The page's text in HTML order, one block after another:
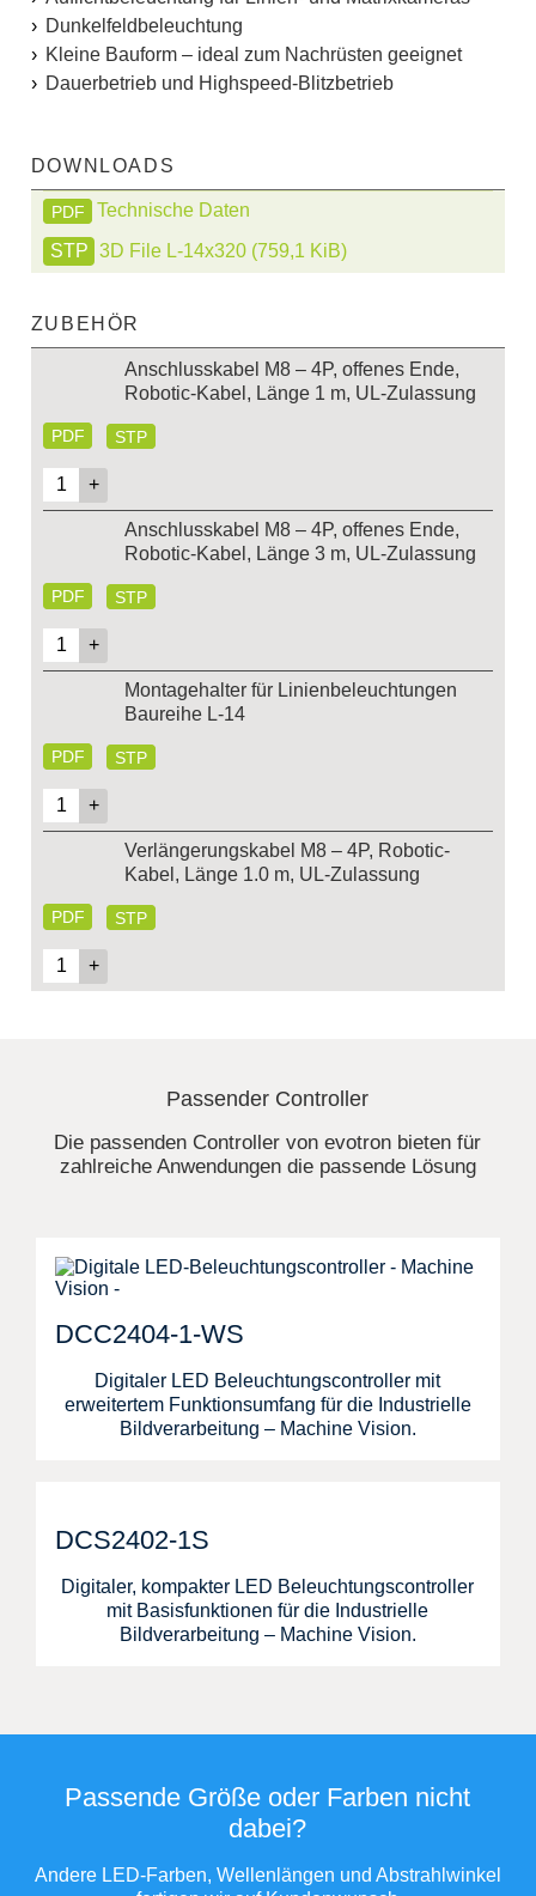
Dunkelfeldbeleuchtung
Kleine Bauform – ideal zum Nachrüsten geeignet
Dauerbetrieb und Highspeed-Blitzbetrieb
DOWNLOADS
PDF
Technische Daten
3D File L-14x320 (759,1 KiB)
ZUBEHÖR
Anschlusskabel M8 – 4P, offenes Ende,
Robotic-Kabel, Länge 1 m, UL-Zulassung
PDF STP
Anschlusskabel M8 – 4P, offenes Ende,
Robotic-Kabel, Länge 3 m, UL-Zulassung
PDF STP
Montagehalter für Linienbeleuchtungen
Baureihe L-14
PDF STP
Verlängerungskabel M8 – 4P, Robotic-
Kabel, Länge 1.0 m, UL-Zulassung
PDF STP
Passender Controller
Die passenden Controller von evotron bieten für
zahlreiche Anwendungen die passende Lösung
DCC2404-1-WS
Digitaler LED Beleuchtungscontroller mit
erweitertem Funktionsumfang für die Industrielle
Bildverarbeitung – Machine Vision.
DCS2402-1S
Digitaler, kompakter LED Beleuchtungscontroller
mit Basisfunktionen für die Industrielle
Bildverarbeitung – Machine Vision.
Passende Größe oder Farben nicht
dabei?
Andere LED-Farben, Wellenlängen und Abstrahlwinkel